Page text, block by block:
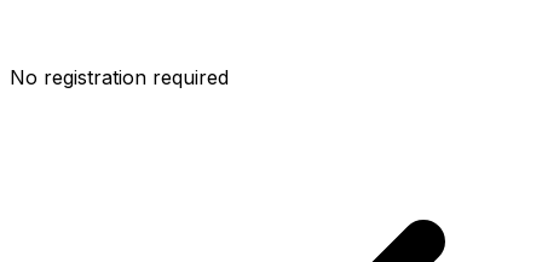
No registration required